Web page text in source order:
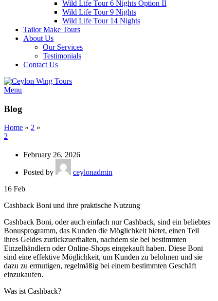
Wild Life Tour 6 Nights Option II
Wild Life Tour 9 Nights
Wild Life Tour 14 Nights
Tailor Make Tours
About Us
Our Services
Testimonials
Contact Us
Menu
Blog
Home » 2 »
2
February 26, 2026
Posted by
ceylonadmin
16 Feb
Cashback Boni und ihre praktische Nutzung
Cashback Boni, oder auch einfach nur Cashback, sind ein beliebtes
Bonusprogramm, das Kunden die Möglichkeit bietet, einen Teil
ihres Geldes zurückzuerhalten, nachdem sie bei bestimmten
Einzelhändlern oder Online-Shops eingekauft haben. Diese Boni
sind eine effektive Möglichkeit, um Kunden zu belohnen und sie
dazu zu ermutigen, regelmäßig bei einem bestimmten Geschäft
einzukaufen.
Was ist Cashback?